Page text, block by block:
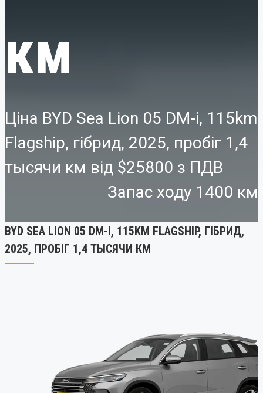
км
Ціна BYD Sea Lion 05 DM-i, 115km
Flagship, гібрид, 2025, пробіг 1,4
тысячи км від $25800
Запас ходу 1400 км
BYD SEA LION 05 DM-I, 115KM FLAGSHIP, ГІБРИД,
2025, ПРОБІГ 1,4 ТЫСЯЧИ КМ